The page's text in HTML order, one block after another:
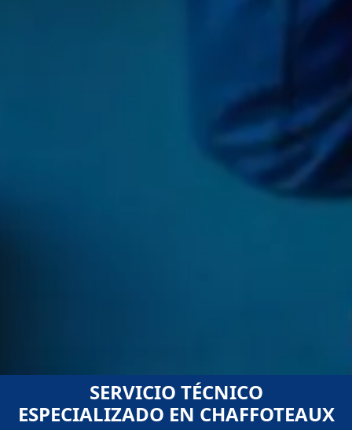
SERVICIO TÉCNICO
ESPECIALIZADO EN CHAFFOTEAUX